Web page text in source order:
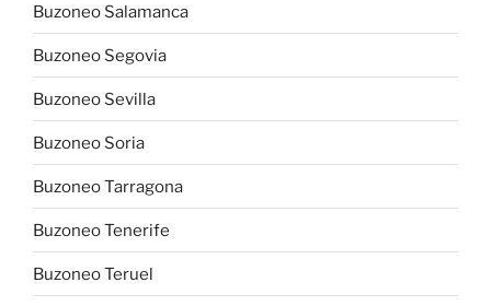
Buzoneo Salamanca
Buzoneo Segovia
Buzoneo Sevilla
Buzoneo Soria
Buzoneo Tarragona
Buzoneo Tenerife
Buzoneo Teruel